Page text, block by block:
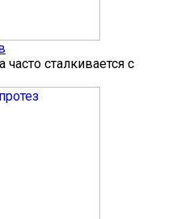
часто сталкивается с